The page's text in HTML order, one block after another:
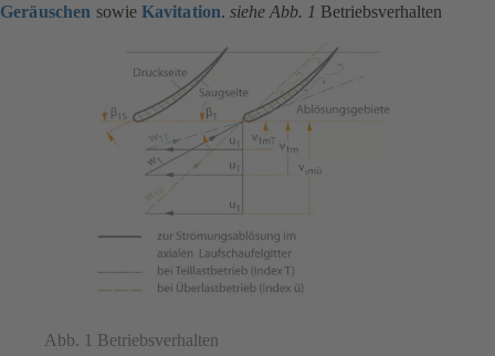
Geräuschen sowie Kavitation.siehe Abb. 1 Betriebsverhalten
Abb. 1 Betriebsverhalten